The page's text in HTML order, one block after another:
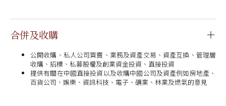
合併及收購
公開收購、私人公司買賣、業務及資產交易、資產互換、管理層
收購、招標、私募股權及創業資金投資、直接投資
提供有關在中國直接投資以及收購中國公司及資產例如房地產、
百貨公司、娛樂、資訊科技、電子、礦業、林業及燃氣的意見